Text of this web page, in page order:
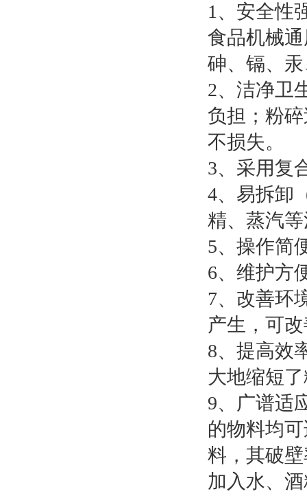
1、安全性
食品机械
砷、镉、
2、洁净卫
负担；粉
不损失。
3、采用复
4、易拆卸
精、蒸汽
5、操作简
6、维护方
7、改善环
产生，可
8、提高效
大地缩短
9、广谱适
的物料均
料，其破
加入水、